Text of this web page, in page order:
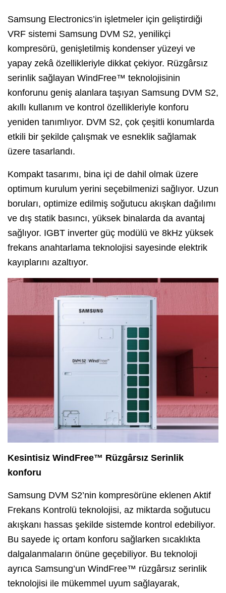
Samsung Electronics’in işletmeler için geliştirdiği
VRF sistemi Samsung DVM S2, yenilikçi
kompresörü, genişletilmiş kondenser yüzeyi ve
yapay zekâ özellikleriyle dikkat çekiyor. Rüzgârsız
serinlik sağlayan WindFree™ teknolojisinin
konforunu geniş alanlara taşıyan Samsung DVM S2,
akıllı kullanım ve kontrol özellikleriyle konforu
yeniden tanımlıyor. DVM S2, çok çeşitli konumlarda
etkili bir şekilde çalışmak ve esneklik sağlamak
üzere tasarlandı.
Kompakt tasarımı, bina içi de dahil olmak üzere
optimum kurulum yerini seçebilmenizi sağlıyor. Uzun
boruları, optimize edilmiş soğutucu akışkan dağılımı
ve dış statik basıncı, yüksek binalarda da avantaj
sağlıyor. IGBT inverter güç modülü ve 8kHz yüksek
frekans anahtarlama teknolojisi sayesinde elektrik
kayıplarını azaltıyor.
Kesintisiz WindFree™ Rüzgârsız Serinlik
konforu
Samsung DVM S2’nin kompresörüne eklenen Aktif
Frekans Kontrolü teknolojisi, az miktarda soğutucu
akışkanı hassas şekilde sistemde kontrol edebiliyor.
Bu sayede iç ortam konforu sağlarken sıcaklıkta
dalgalanmaların önüne geçebiliyor. Bu teknoloji
ayrıca Samsung’un WindFree™ rüzgârsız serinlik
teknolojisi ile mükemmel uyum sağlayarak,